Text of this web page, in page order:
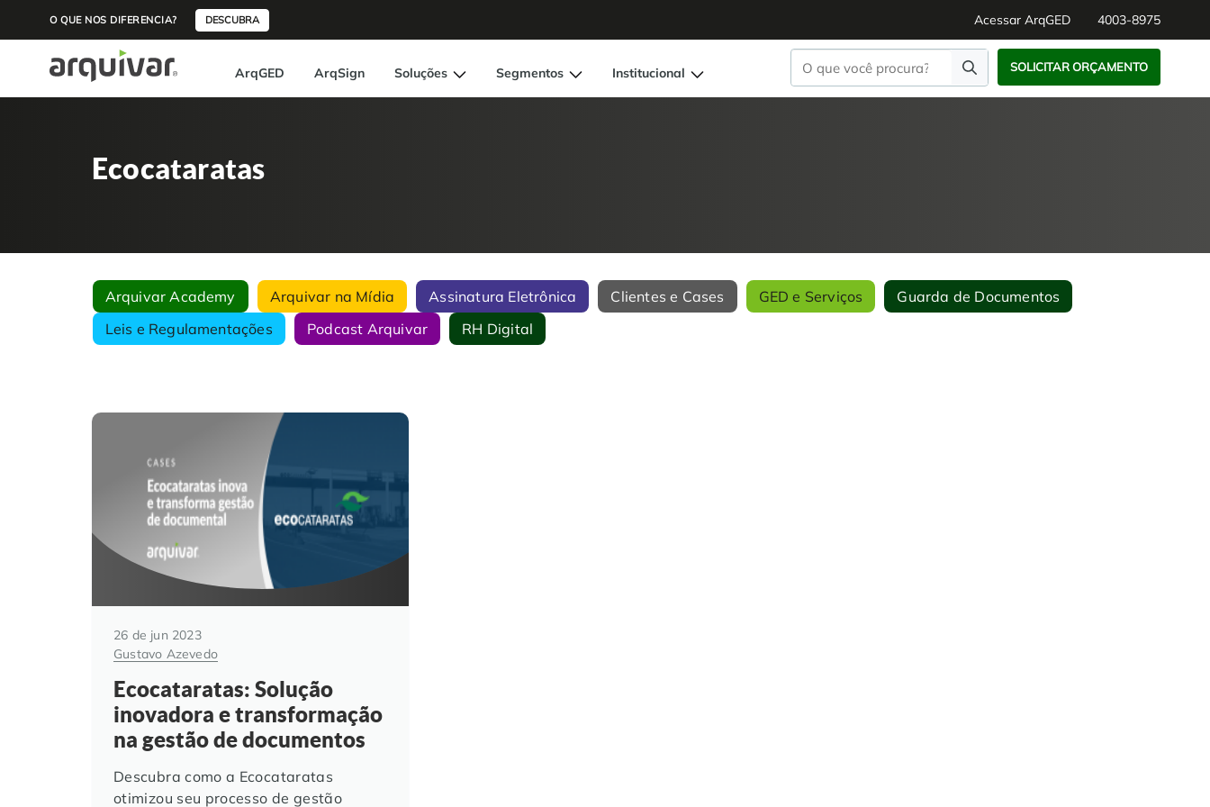
O QUE NOS DIFERENCIA? DESCUBRA Acessar ArqGED 4003-8975
ArqGED ArqSign Soluções Segmentos Institucional SOLICITAR ORÇAMENTO
Ecocataratas
Arquivar Academy Arquivar na Mídia Assinatura Eletrônica Clientes e Cases GED e Serviços
Guarda de Documentos
Leis e Regulamentações
Podcast Arquivar RH Digital
26 de jun 2023
Gustavo Azevedo
Ecocataratas: Solução
inovadora e transformação
na gestão de documentos
Descubra como a Ecocataratas
otimizou seu processo de gestão